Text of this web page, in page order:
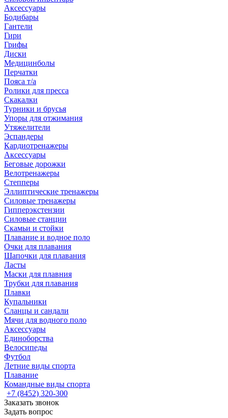
Аксессуары
Бодибары
Гантели
Гири
Грифы
Диски
Медицинболы
Перчатки
Пояса т/а
Ролики для пресса
Скакалки
Турники и брусья
Упоры для отжимания
Утяжелители
Эспандеры
Кардиотренажеры
Аксессуары
Беговые дорожки
Велотренажеры
Степперы
Эллиптические тренажеры
Силовые тренажеры
Гипперэкстензии
Силовые станции
Скамьи и стойки
Плавание и водное поло
Очки для плавания
Шапочки для плавания
Ласты
Маски для плавния
Трубки для плавания
Плавки
Купальники
Сланцы и сандали
Мячи для водного поло
Аксессуары
Единоборства
Велосипеды
Футбол
Летние виды спорта
Плавание
Командные виды спорта
+7 (8452) 320-300
Заказать звонок
Задать вопрос